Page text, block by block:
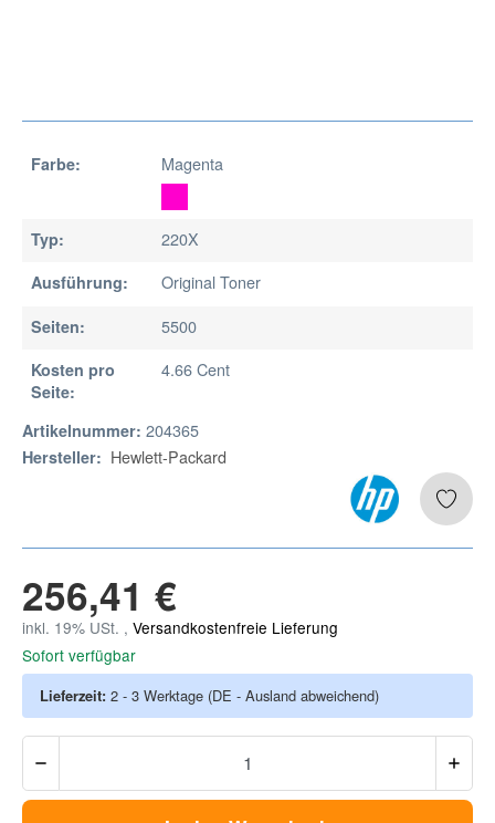
Farbe: Magenta
Typ: 220X
Ausführung: Original Toner
Seiten: 5500
Kosten pro
Seite:
4.66 Cent
Artikelnummer: 204365
Hersteller: Hewlett-Packard
256,41 €
inkl. 19% USt. , Versandkostenfreie Lieferung
Sofort verfügbar
Lieferzeit: 2 - 3 Werktage (DE - Ausland abweichend)